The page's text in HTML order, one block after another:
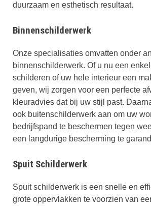
duurzaam en esthetisch resultaat.
Binnenschilderwerk
Onze specialisaties omvatten onder
binnenschilderwerk. Of u nu een
schilderen of uw hele interieur een
geven, wij zorgen voor een perfecte
kleuradvies dat bij uw stijl past.
ook buitenschilderwerk aan om uw
bedrijfspand te beschermen tegen
een langdurige bescherming te
Spuit Schilderwerk
Spuit schilderwerk is een snelle en
grote oppervlakken te voorzien van